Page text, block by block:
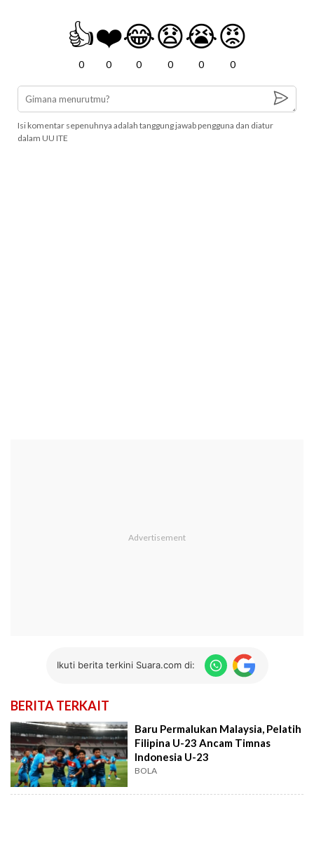
👍
0
❤️
0
😂
0
😧
0
😭
0
😡
0
Isi komentar sepenuhnya adalah tanggung jawab pengguna dan diatur
dalam UU ITE
Ikuti berita terkini Suara.com di:
BERITA TERKAIT
Baru Permalukan Malaysia, Pelatih
Filipina U-23 Ancam Timnas
Indonesia U-23
BOLA